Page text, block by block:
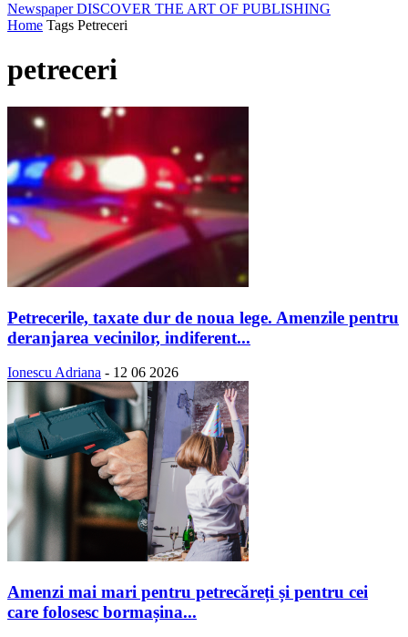
Newspaper DISCOVER THE ART OF PUBLISHING
Home Tags Petreceri
petreceri
Petrecerile, taxate dur de noua lege. Amenzile pentru
deranjarea vecinilor, indiferent...
Ionescu Adriana - 12 06 2026
Amenzi mai mari pentru petrecăreți și pentru cei
care folosesc bormașina...